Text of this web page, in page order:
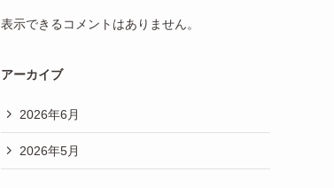
表示できるコメントはありません。
アーカイブ
2026年6月
2026年5月